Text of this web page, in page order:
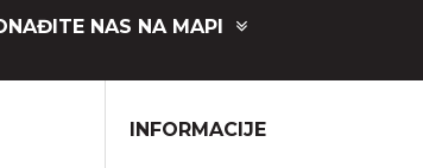
NAS NA MAPI
INFORMACIJE